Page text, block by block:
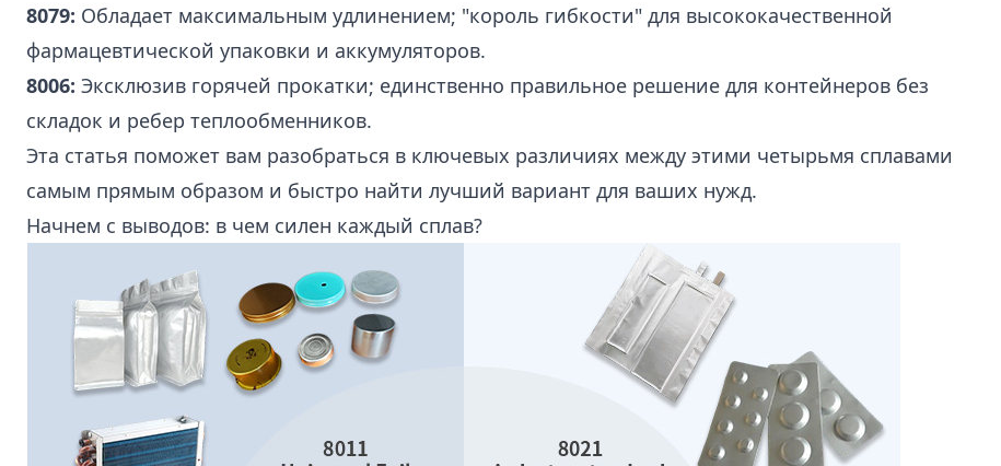
8079: Обладает максимальным удлинением; "король гибкости" для высококачественной
фармацевтической упаковки и аккумуляторов.
8006: Эксклюзив горячей прокатки; единственно правильное решение для контейнеров без
складок и ребер теплообменников.
Эта статья поможет вам разобраться в ключевых различиях между этими четырьмя сплавами
самым прямым образом и быстро найти лучший вариант для ваших нужд.
Начнем с выводов: в чем силен каждый сплав?